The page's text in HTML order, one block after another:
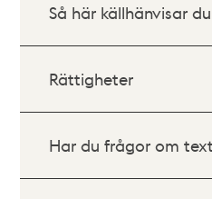
Så här källhänvisar
Rättigheter
Har du frågor om